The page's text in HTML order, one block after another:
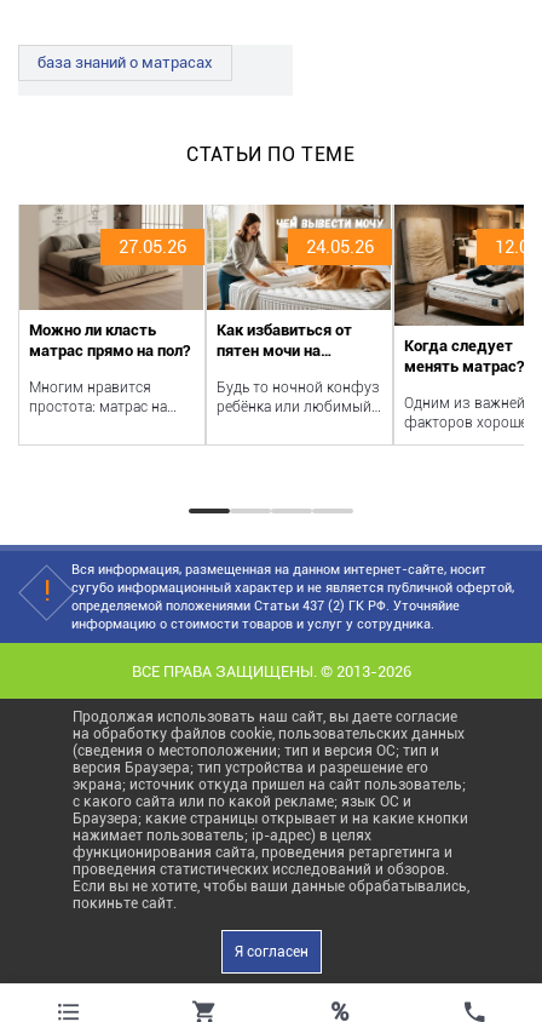
база знаний о матрасах
СТАТЬИ ПО ТЕМЕ
27.05.26
Можно ли класть
матрас прямо на пол?
Многим нравится
простота: матрас на
лишних конструкций.
24.05.26
Как избавиться от
пятен мочи на
инструкция
Будь то ночной конфуз
ребёнка или любимый
гостевую кровать, — мы
Когда следует
менять матрас?
Одним из
факторов хорошего
ночного сна
Вся информация, размещенная на данном интернет-сайте, носит
сугубо информационный характер и не является публичной офертой,
определяемой положениями Статьи 437 (2) ГК РФ. Уточняйие
информацию о стоимости товаров и услуг у сотрудника.
ВСЕ ПРАВА ЗАЩИЩЕНЫ. © 2013-2026
Продолжая использовать наш сайт, вы даете согласие
на обработку файлов cookie, пользовательских данных
(сведения о местоположении; тип и версия ОС; тип и
версия Браузера; тип устройства и разрешение его
экрана; источник откуда пришел на сайт пользователь;
с какого сайта или по какой рекламе; язык ОС и
Браузера; какие страницы открывает и на какие кнопки
нажимает пользователь; ip-адрес) в целях
функционирования сайта, проведения ретаргетинга и
проведения статистических исследований и обзоров.
Если вы не хотите, чтобы ваши данные обрабатывались,
покиньте сайт.
Я согласен
%